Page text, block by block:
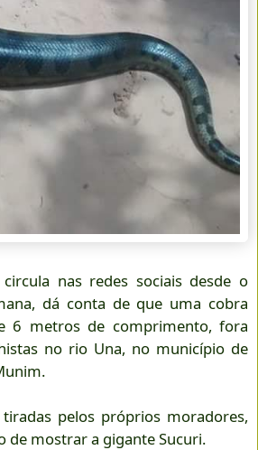
nas redes sociais desde o
dá conta de que uma cobra
6 metros de comprimento, fora
no rio Una, no município de
pelos próprios moradores,
de mostrar a gigante Sucuri.